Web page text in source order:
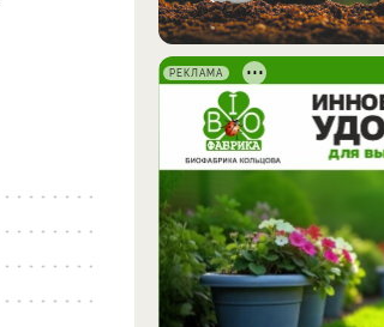
РЕКЛАМА